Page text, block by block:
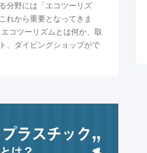
分野には「エコツーリズ
れから重要となってきま
コツーリズムとは何か、取
、ダイビングショップがで